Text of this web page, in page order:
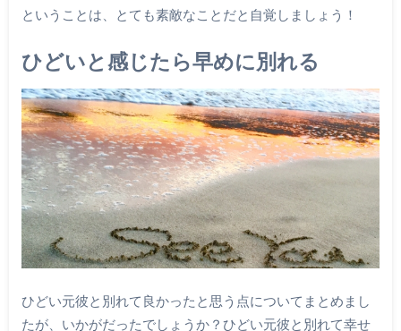
ということは、とても素敵なことだと自覚しましょう！
ひどいと感じたら早めに別れる
ひどい元彼と別れて良かったと思う点についてまとめまし
たが、いかがだったでしょうか？ひどい元彼と別れて幸せ